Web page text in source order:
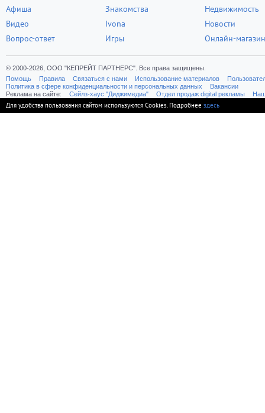
Афиша
Видео
Вопрос-ответ
Знакомства
Ivona
Игры
Недвижимость
Новости
Онлайн-магазин
© 2000-2026, ООО "КЕПРЕЙТ ПАРТНЕРС". Все права защищены.
Помощь
Правила Связаться с нами Использование материалов
Политика в сфере конфиденциальности и персональных данных
Вакансии
Реклама на сайте:
Cейлз-хаус "Диджимедиа" Отдел продаж digital рекламы
Для удобства пользования сайтом используются Cookies. Подробнее здесь